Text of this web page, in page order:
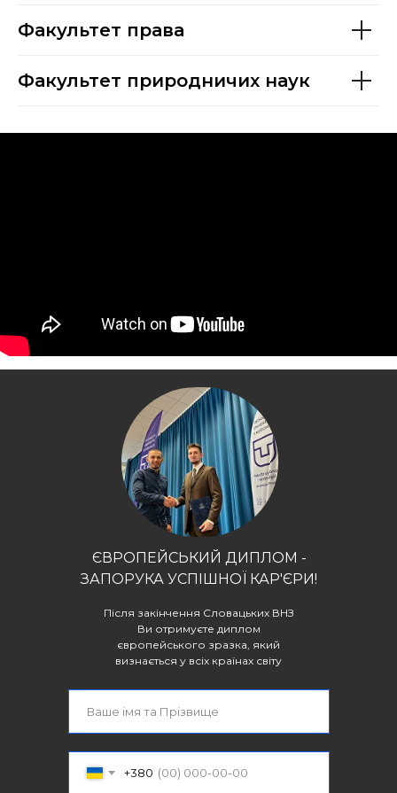
Факультет права
Факультет природничих наук
ЄВРОПЕЙСЬКИЙ ДИПЛОМ -
ЗАПОРУКА УСПІШНОЇ КАР'ЄРИ!
Після закінчення Словацьких ВНЗ
Ви отримуєте диплом
європейського зразка, який
визнається у всіх країнах світу
+380